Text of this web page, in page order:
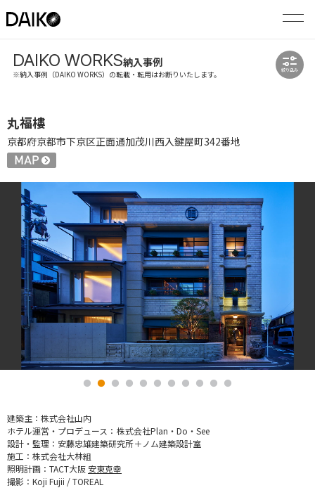
DAIKO WORKS納入事例
※納入事例（DAIKO WORKS）の転載・転用はお断りいたします。 絞り込み
丸福樓
京都府京都市下京区正面通加茂川西入鍵屋町342番地
建築主： 株式会社山内
ホテル運営・プロデュース： 株式会社Plan・Do・See
設計・監理： 安藤忠雄建築研究所＋ノム建築設計室
施工： 株式会社大林組
照明計画： TACT大阪 安東克幸
撮影： Koji Fujii / TOREAL